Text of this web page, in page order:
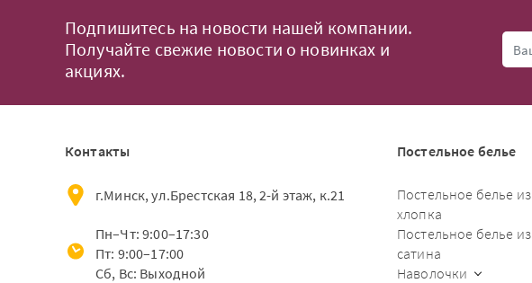
Подпишитесь на новости нашей компании.
Получайте свежие новости о новинках и
акциях.
Контакты
г.Минск, ул.Брестская 18, 2-й этаж, к.21
Пн–Чт: 9:00–17:30
Пт: 9:00–17:00
Сб, Вс: Выходной
Постельное белье
Постельное белье из
хлопка
Постельное белье из
сатина
Наволочки